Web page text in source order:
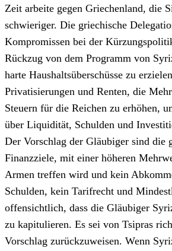
Zeit arbeite gegen Griechenland, die
schwieriger. Die griechische
Kompromissen bei der
Rückzug von dem Programm von
harte Haushaltsüberschüsse zu
Privatisierungen und Renten, die
Steuern für die Reichen zu erhöhen,
über Liquidität, Schulden und
Der Vorschlag der Gläubiger sind die
Finanzziele, mit einer höheren
Armen treffen wird und kein
Schulden, kein Tarifrecht und
offensichtlich, dass die Gläubiger
zu kapitulieren. Es sei von Tsipras
Vorschlag zurückzuweisen. Wenn